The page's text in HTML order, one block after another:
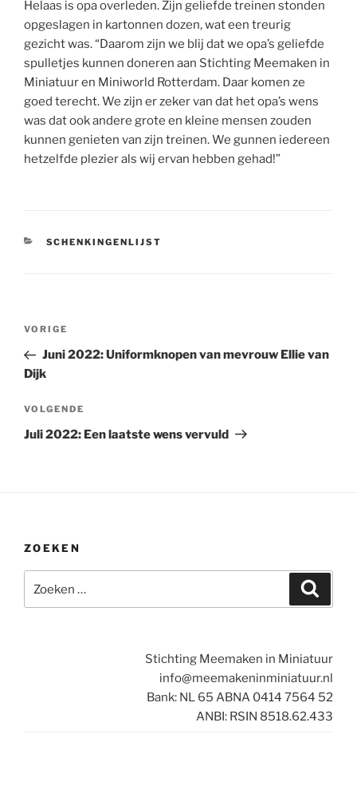
Helaas is opa overleden. Zijn geliefde treinen stonden
opgeslagen in kartonnen dozen, wat een treurig
gezicht was. “Daarom zijn we blij dat we opa’s geliefde
spulletjes kunnen doneren aan Stichting Meemaken in
Miniatuur en Miniworld Rotterdam. Daar komen ze
goed terecht. We zijn er zeker van dat het opa’s wens
was dat ook andere grote en kleine mensen zouden
kunnen genieten van zijn treinen. We gunnen iedereen
hetzelfde plezier als wij ervan hebben gehad!”
CATEGORIEËN
SCHENKINGENLIJST
Bericht
Vorig
bericht
VORIGE
Juni 2022: Uniformknopen van mevrouw Ellie van
Dijk
Volgend
bericht
VOLGENDE
Juli 2022: Een laatste wens vervuld
ZOEKEN
naar:
Stichting Meemaken in Miniatuur
info@meemakeninminiatuur.nl
Bank: NL 65 ABNA 0414 7564 52
ANBI: RSIN 8518.62.433